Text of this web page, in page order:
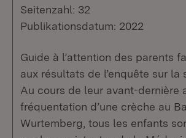
Seitenzahl: 32
Publikationsdatum: 2022
Guide à l’attention des parents
aux résultats de l’enquête sur la
Au cours de leur avant-dernière
fréquentation d’une crèche au
Wurtemberg, tous les enfants